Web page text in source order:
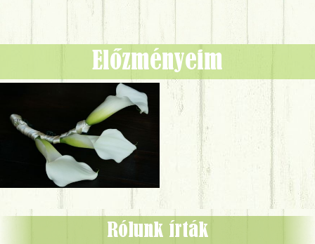
Előzményeim
Rólunk írták